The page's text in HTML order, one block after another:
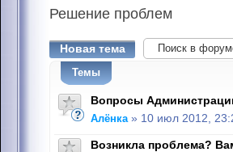
Решение проблем
Новая тема
Темы
Вопросы
Алёнка» 10 июл 2012,
Возникла проблема?